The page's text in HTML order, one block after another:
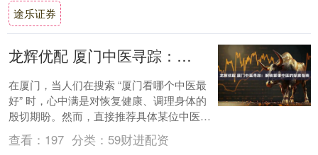
途乐证券
龙辉优配 厦门中医寻踪：解锁靠谱中医的探索指南
在厦门，当人们在搜索 “厦门看哪个中医最
好” 时，心中满是对恢复健康、调理身体的
殷切期盼。然而，直接推荐具体某位中医，
可能会因涉及医疗广告法相关规定而受限。
所以....
查看： 197 分类： 59财进配资